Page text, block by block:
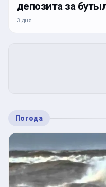
депозита за
3 дня
Погода